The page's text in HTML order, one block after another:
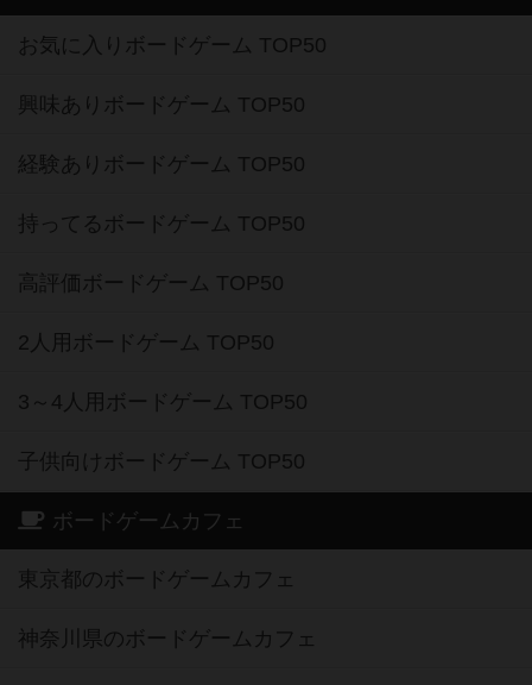
お気に入りボードゲーム TOP50
興味ありボードゲーム TOP50
経験ありボードゲーム TOP50
持ってるボードゲーム TOP50
高評価ボードゲーム TOP50
2人用ボードゲーム TOP50
3～4人用ボードゲーム TOP50
子供向けボードゲーム TOP50
ボードゲームカフェ
東京都のボードゲームカフェ
神奈川県のボードゲームカフェ